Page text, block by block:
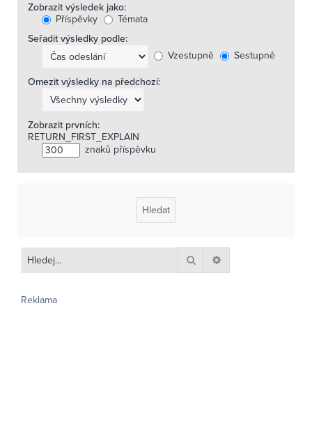
Zobrazit výsledek jako:
Příspěvky
Témata
Seřadit výsledky podle:
Vzestupně
Sestupně
Omezit výsledky na předchozí:
Zobrazit prvních:
RETURN_FIRST_EXPLAIN
znaků příspěvku
Hledat
Reklama